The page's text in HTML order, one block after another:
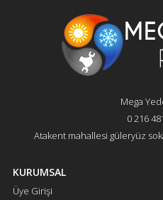
Mega
0 216
Atakent mahallesi güleryüz
KURUMSAL
Üye Girişi